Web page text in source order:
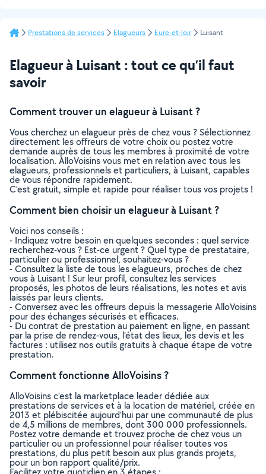
Prestations de services Elagueurs Eure-et-loir Luisant
Elagueur à Luisant : tout ce qu’il faut
savoir
Comment trouver un elagueur à Luisant ?
Vous cherchez un elagueur près de chez vous ? Sélectionnez
directement les offreurs de votre choix ou postez votre
demande auprès de tous les membres à proximité de votre
localisation. AlloVoisins vous met en relation avec tous les
elagueurs, professionnels et particuliers, à Luisant, capables
de vous répondre rapidement.
C’est gratuit, simple et rapide pour réaliser tous vos projets !
Comment bien choisir un elagueur à Luisant ?
Voici nos conseils :
- Indiquez votre besoin en quelques secondes : quel service
recherchez-vous ? Est-ce urgent ? Quel type de prestataire,
particulier ou professionnel, souhaitez-vous ?
- Consultez la liste de tous les elagueurs, proches de chez
vous à Luisant ! Sur leur profil, consultez les services
proposés, les photos de leurs réalisations, les notes et avis
laissés par leurs clients.
- Conversez avec les offreurs depuis la messagerie AlloVoisins
pour des échanges sécurisés et efficaces.
- Du contrat de prestation au paiement en ligne, en passant
par la prise de rendez-vous, l’état des lieux, les devis et les
factures : utilisez nos outils gratuits à chaque étape de votre
prestation.
Comment fonctionne AlloVoisins ?
AlloVoisins c’est la marketplace leader dédiée aux
prestations de services et à la location de matériel, créée en
2013 et plébiscitée aujourd’hui par une communauté de plus
de 4,5 millions de membres, dont 300 000 professionnels.
Postez votre demande et trouvez proche de chez vous un
particulier ou un professionnel pour réaliser toutes vos
prestations, du plus petit besoin aux plus grands projets,
pour un bon rapport qualité/prix.